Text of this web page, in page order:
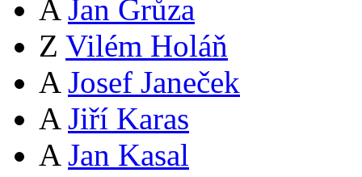
A Jan Grůza
Z Vilém Holáň
A Josef Janeček
A Jiří Karas
A Jan Kasal